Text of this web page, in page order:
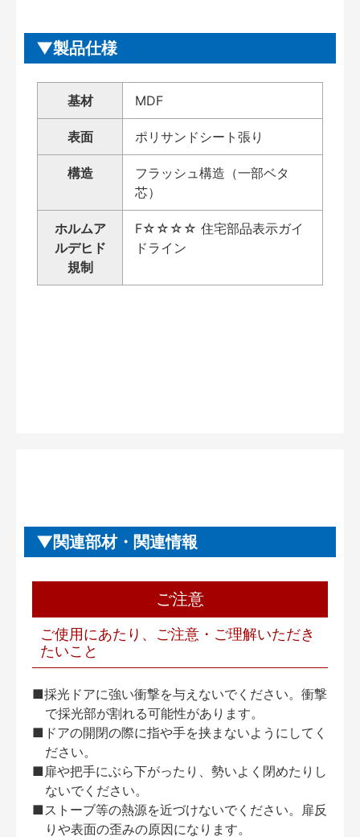
製品仕様
基材 MDF
表面 ポリサンドシート張り
構造
フラッシュ構造（一部ベタ
芯）
ホルムア
ルデヒド
規制
F☆☆☆☆ 住宅部品表示ガイ
ドライン
関連部材・関連情報
ご注意
ご使用にあたり、ご注意・ご理解いただき
たいこと
■採光ドアに強い衝撃を与えないでください。衝撃
で採光部が割れる可能性があります。
■ドアの開閉の際に指や手を挟まないようにしてく
ださい。
■扉や把手にぶら下がったり、勢いよく閉めたりし
ないでください。
■ストーブ等の熱源を近づけないでください。扉反
りや表面の歪みの原因になります。